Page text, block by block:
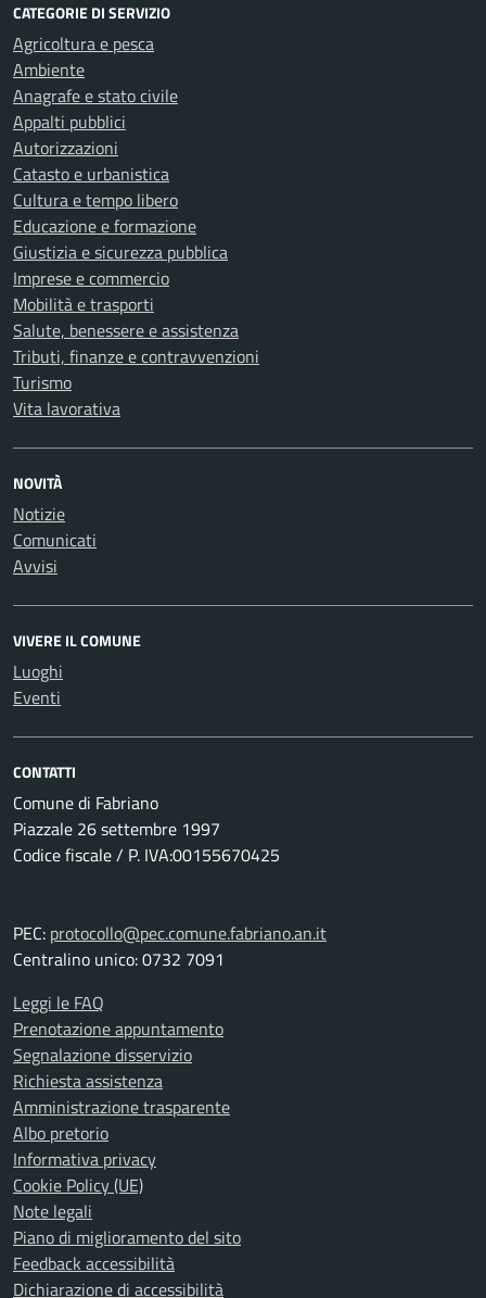
CATEGORIE DI SERVIZIO
Agricoltura e pesca
Ambiente
Anagrafe e stato civile
Appalti pubblici
Autorizzazioni
Catasto e urbanistica
Cultura e tempo libero
Educazione e formazione
Giustizia e sicurezza pubblica
Imprese e commercio
Mobilità e trasporti
Salute, benessere e assistenza
Tributi, finanze e contravvenzioni
Turismo
Vita lavorativa
NOVITÀ
Notizie
Comunicati
Avvisi
VIVERE IL COMUNE
Luoghi
Eventi
CONTATTI
Comune di Fabriano
Piazzale 26 settembre 1997
Codice fiscale / P. IVA:00155670425
PEC: protocollo@pec.comune.fabriano.an.it
Centralino unico: 0732 7091
Leggi le FAQ
Prenotazione appuntamento
Segnalazione disservizio
Richiesta assistenza
Amministrazione trasparente
Albo pretorio
Informativa privacy
Cookie Policy (UE)
Note legali
Piano di miglioramento del sito
Feedback accessibilità
Dichiarazione di accessibilità